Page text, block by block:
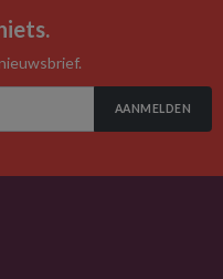
AANMELDEN